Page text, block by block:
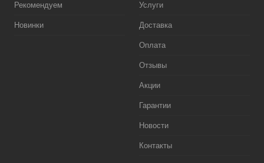
Рекомендуем
Новинки
Услуги
Доставка
Оплата
Отзывы
Акции
Гарантии
Новости
Контакты